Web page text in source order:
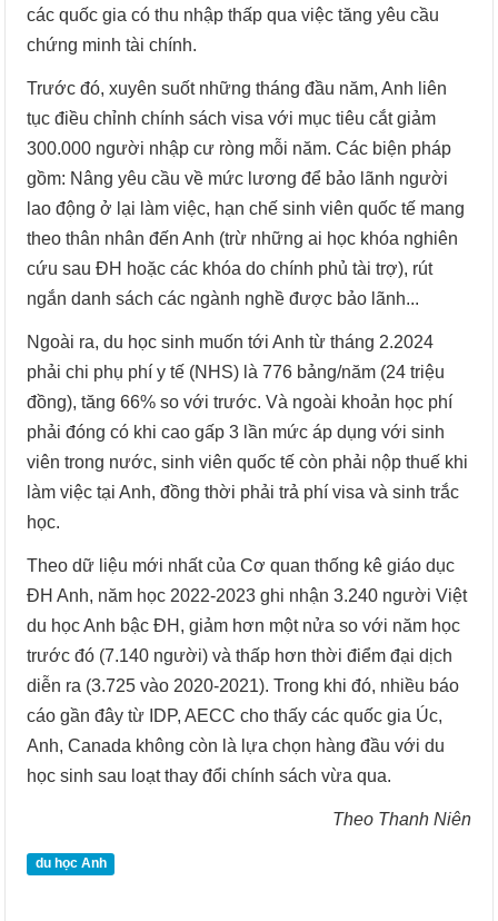
các quốc gia có thu nhập thấp qua việc tăng yêu cầu
chứng minh tài chính.
Trước đó, xuyên suốt những tháng đầu năm, Anh liên
tục điều chỉnh chính sách visa với mục tiêu cắt giảm
300.000 người nhập cư ròng mỗi năm. Các biện pháp
gồm: Nâng yêu cầu về mức lương để bảo lãnh người
lao động ở lại làm việc, hạn chế sinh viên quốc tế mang
theo thân nhân đến Anh (trừ những ai học khóa nghiên
cứu sau ĐH hoặc các khóa do chính phủ tài trợ), rút
ngắn danh sách các ngành nghề được bảo lãnh...
Ngoài ra, du học sinh muốn tới Anh từ tháng 2.2024
phải chi phụ phí y tế (NHS) là 776 bảng/năm (24 triệu
đồng), tăng 66% so với trước. Và ngoài khoản học phí
phải đóng có khi cao gấp 3 lần mức áp dụng với sinh
viên trong nước, sinh viên quốc tế còn phải nộp thuế khi
làm việc tại Anh, đồng thời phải trả phí visa và sinh trắc
học.
Theo dữ liệu mới nhất của Cơ quan thống kê giáo dục
ĐH Anh, năm học 2022-2023 ghi nhận 3.240 người Việt
du học Anh bậc ĐH, giảm hơn một nửa so với năm học
trước đó (7.140 người) và thấp hơn thời điểm đại dịch
diễn ra (3.725 vào 2020-2021). Trong khi đó, nhiều báo
cáo gần đây từ IDP, AECC cho thấy các quốc gia Úc,
Anh, Canada không còn là lựa chọn hàng đầu với du
học sinh sau loạt thay đổi chính sách vừa qua.
Theo Thanh Niên
du học Anh